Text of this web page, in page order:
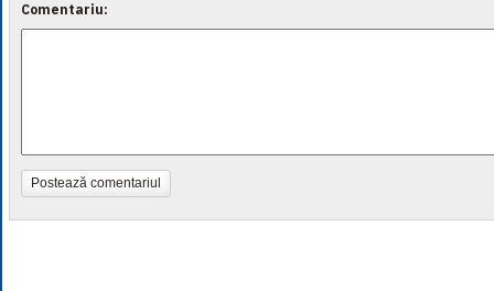
Comentariu:
Postează comentariul